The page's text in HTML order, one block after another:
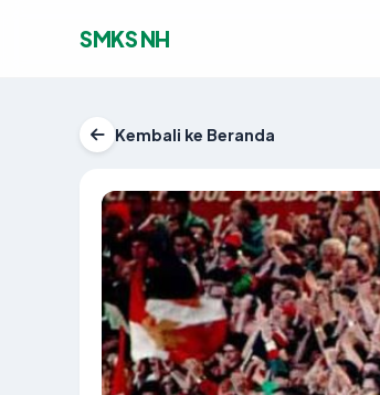
SMKS NH
Kembali ke Beranda